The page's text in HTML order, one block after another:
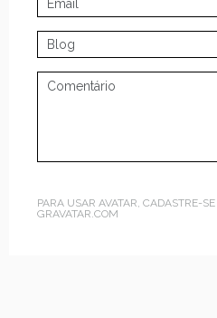
PARA USAR AVATAR, CADASTRE-
GRAVATAR.COM